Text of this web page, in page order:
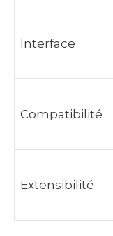
Interface
Compatibilité
Extensibilité